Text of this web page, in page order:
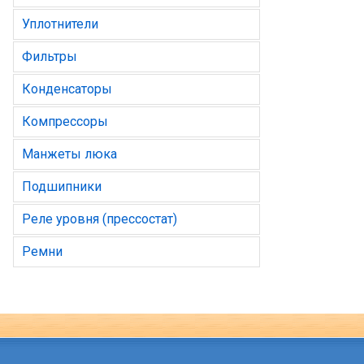
Уплотнители
Фильтры
Конденсаторы
Компрессоры
Манжеты люка
Подшипники
Реле уровня (прессостат)
Ремни